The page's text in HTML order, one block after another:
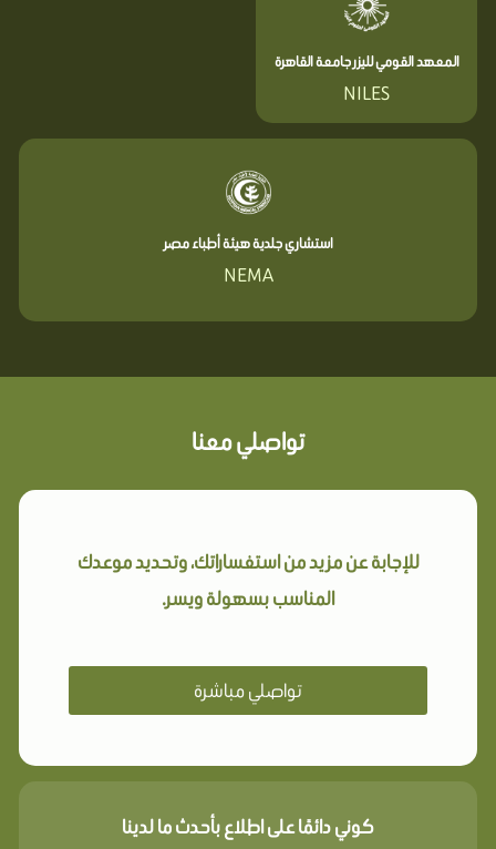
المعهد القومي لليزر جامعة القاهرة
NILES
استشاري جلدية هيئة أطباء مصر
NEMA
تواصلي معنا
للإجابة عن مزيد من استفساراتك، وتحديد موعدك
المناسب بسهولة ويسر.
تواصلي مباشرة
كوني دائمًا على اطلاع بأحدث ما لدينا